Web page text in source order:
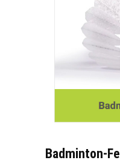
Badminton-